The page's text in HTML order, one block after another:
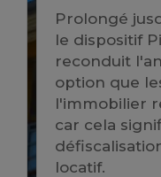
Prolongé
le dispositif
reconduit
option que
l'immobilier
car cela
locatif.